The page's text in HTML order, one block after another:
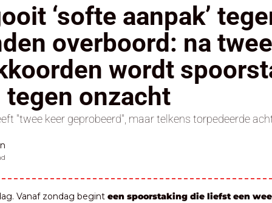
Stop de Persen
Het Merk België
De Doodgravers van België
Bpost Hold-up
‘softe aanpak’
overboord: na
wordt
onzacht
"twee keer geprobeerd", maar telkens torpedeerde
Vanaf zondag begint een spoorstaking die liefst een